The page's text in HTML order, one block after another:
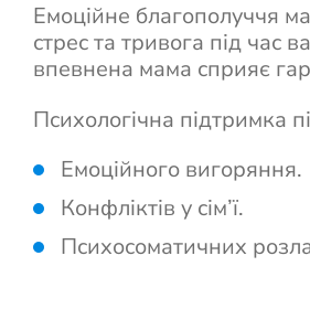
Емоційне благополуччя
стрес та тривога під час
впевнена мама сприяє
Психологічна підтримка
Емоційного вигоряння.
Конфліктів у сім’ї.
Психосоматичних